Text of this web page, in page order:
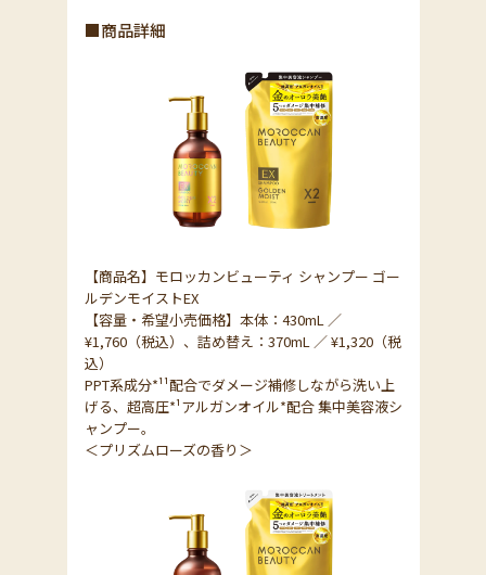
■商品詳細
【商品名】モロッカンビューティ シャンプー ゴー
ルデンモイストEX
【容量・希望小売価格】本体：430mL ／
¥1,760（税込）、詰め替え：370mL ／ ¥1,320（税
込）
PPT系成分*¹¹配合でダメージ補修しながら洗い上
げる、超高圧*¹アルガンオイル*配合 集中美容液シ
ャンプー。
＜プリズムローズの香り＞